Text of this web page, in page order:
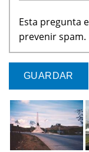
Esta pregunta
prevenir spam.